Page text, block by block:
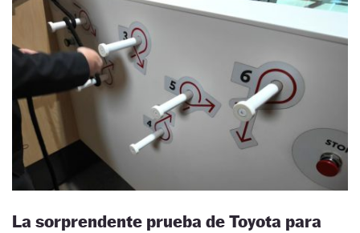
La sorprendente prueba de Toyota para